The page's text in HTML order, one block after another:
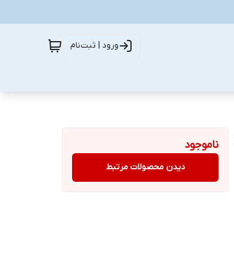
ورود | ثبت‌نام
ناموجود
دیدن محصولات مرتبط